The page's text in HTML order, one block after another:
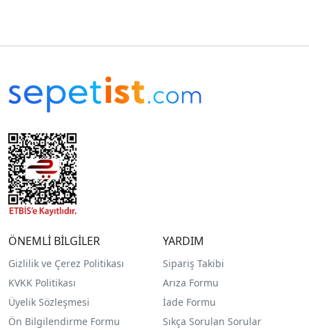
ÖNEMLİ BİLGİLER
Gizlilik ve Çerez Politikası
KVKK Politikası
Üyelik Sözleşmesi
Ön Bilgilendirme Formu
YARDIM
Sipariş Takibi
Arıza Formu
İade Formu
Sıkça Sorulan Sorular